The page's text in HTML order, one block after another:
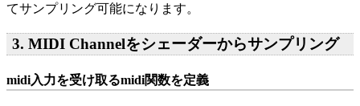
てサンプリング可能になります。
3. MIDI Channelをシェーダーからサンプリング
midi入力を受け取るmidi関数を定義